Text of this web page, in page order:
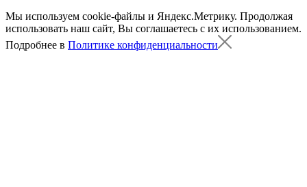
Мы используем cookie-файлы и Яндекс.Метрику. Продолжая
использовать наш сайт, Вы соглашаетесь с их использованием.
Подробнее в Политике конфиденциальности